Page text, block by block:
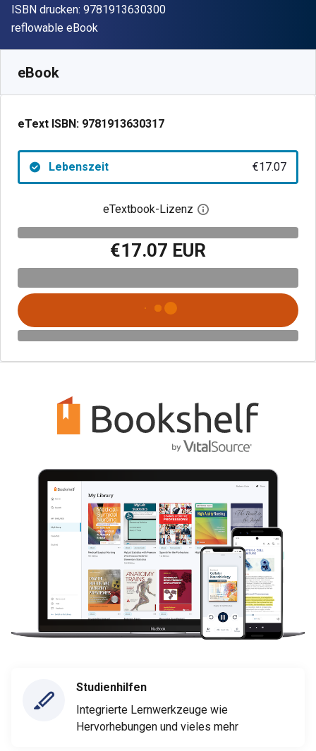
ISBN drucken: 9781913630300"ISBN-13 9781913630300"
Format
reflowable eBook
eBook
eText ISBN: 9781913630317
Lebenszeit €17.07
eTextbook-Lizenz Digitalen
€17.07 EUR
Studienhilfen
Integrierte Lernwerkzeuge wie
Hervorhebungen und vieles mehr